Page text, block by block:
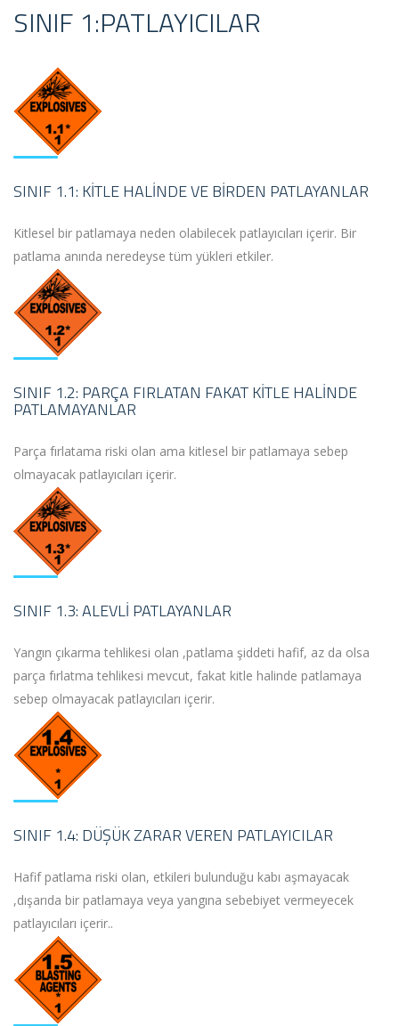
SINIF 1:PATLAYICILAR
SINIF 1.1: KITLE HALINDE VE BIRDEN PATLAYANLAR
Kitlesel bir patlamaya neden olabilecek patlayıcıları içerir. Bir
patlama anında neredeyse tüm yükleri etkiler.
SINIF 1.2: PARÇA FIRLATAN FAKAT KITLE HALINDE
PATLAMAYANLAR
Parça fırlatama riski olan ama kitlesel bir patlamaya sebep
olmayacak patlayıcıları içerir.
SINIF 1.3: ALEVLI PATLAYANLAR
Yangın çıkarma tehlikesi olan ,patlama şiddeti hafif, az da olsa
parça fırlatma tehlikesi mevcut, fakat kitle halinde patlamaya
sebep olmayacak patlayıcıları içerir.
SINIF 1.4: DÜŞÜK ZARAR VEREN PATLAYICILAR
Hafif patlama riski olan, etkileri bulunduğu kabı aşmayacak
,dışarıda bir patlamaya veya yangına sebebiyet vermeyecek
patlayıcıları içerir..